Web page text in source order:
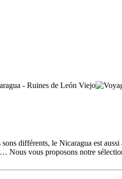
différents, le Nicaragua est
vous proposons notre